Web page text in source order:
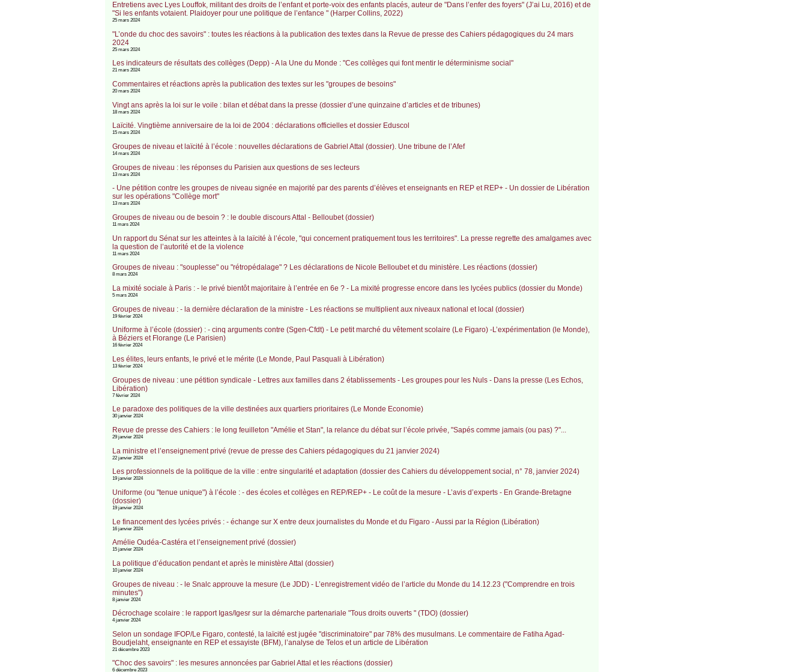
Entretiens avec Lyes Louffok, militant des droits de l’enfant et porte-voix des enfants placés, auteur de "Dans l’enfer des foyers" (J’ai Lu, 2016) et de
"Si les enfants votaient. Plaidoyer pour une politique de l’enfance " (Harper Collins, 2022)
25 mars 2024
"L’onde du choc des savoirs" : toutes les réactions à la publication des textes dans la Revue de presse des Cahiers pédagogiques du 24 mars
2024
25 mars 2024
Les indicateurs de résultats des collèges (Depp) - A la Une du Monde : "Ces collèges qui font mentir le déterminisme social"
21 mars 2024
Commentaires et réactions après la publication des textes sur les "groupes de besoins"
20 mars 2024
Vingt ans après la loi sur le voile : bilan et débat dans la presse (dossier d’une quinzaine d’articles et de tribunes)
18 mars 2024
Laïcité. Vingtième anniversaire de la loi de 2004 : déclarations officielles et dossier Eduscol
15 mars 2024
Groupes de niveau et laïcité à l’école : nouvelles déclarations de Gabriel Attal (dossier). Une tribune de l’Afef
14 mars 2024
Groupes de niveau : les réponses du Parisien aux questions de ses lecteurs
13 mars 2024
- Une pétition contre les groupes de niveau signée en majorité par des parents d’élèves et enseignants en REP et REP+ - Un dossier de Libération
sur les opérations "Collège mort"
13 mars 2024
Groupes de niveau ou de besoin ? : le double discours Attal - Belloubet (dossier)
11 mars 2024
Un rapport du Sénat sur les atteintes à la laïcité à l’école, "qui concernent pratiquement tous les territoires". La presse regrette des amalgames avec
la question de l’autorité et de la violence
11 mars 2024
Groupes de niveau : "souplesse" ou "rétropédalage" ? Les déclarations de Nicole Belloubet et du ministère. Les réactions (dossier)
8 mars 2024
La mixité sociale à Paris : - le privé bientôt majoritaire à l’entrée en 6e ? - La mixité progresse encore dans les lycées publics (dossier du Monde)
5 mars 2024
Groupes de niveau : - la dernière déclaration de la ministre - Les réactions se multiplient aux niveaux national et local (dossier)
19 février 2024
Uniforme à l’école (dossier) : - cinq arguments contre (Sgen-Cfdt) - Le petit marché du vêtement scolaire (Le Figaro) -L’expérimentation (le Monde),
à Béziers et Florange (Le Parisien)
16 février 2024
Les élites, leurs enfants, le privé et le mérite (Le Monde, Paul Pasquali à Libération)
13 février 2024
Groupes de niveau : une pétition syndicale - Lettres aux familles dans 2 établissements - Les groupes pour les Nuls - Dans la presse (Les Echos,
Libération)
7 février 2024
Le paradoxe des politiques de la ville destinées aux quartiers prioritaires (Le Monde Economie)
30 janvier 2024
Revue de presse des Cahiers : le long feuilleton "Amélie et Stan", la relance du débat sur l’école privée, "Sapés comme jamais (ou pas) ?"...
29 janvier 2024
La ministre et l’enseignement privé (revue de presse des Cahiers pédagogiques du 21 janvier 2024)
22 janvier 2024
Les professionnels de la politique de la ville : entre singularité et adaptation (dossier des Cahiers du développement social, n° 78, janvier 2024)
19 janvier 2024
Uniforme (ou "tenue unique") à l’école : - des écoles et collèges en REP/REP+ - Le coût de la mesure - L’avis d’experts - En Grande-Bretagne
(dossier)
19 janvier 2024
Le financement des lycées privés : - échange sur X entre deux journalistes du Monde et du Figaro - Aussi par la Région (Libération)
16 janvier 2024
Amélie Oudéa-Castéra et l’enseignement privé (dossier)
15 janvier 2024
La politique d’éducation pendant et après le ministère Attal (dossier)
10 janvier 2024
Groupes de niveau : - le Snalc approuve la mesure (Le JDD) - L’enregistrement vidéo de l’article du Monde du 14.12.23 ("Comprendre en trois
minutes")
8 janvier 2024
Décrochage scolaire : le rapport Igas/Igesr sur la démarche partenariale "Tous droits ouverts " (TDO) (dossier)
4 janvier 2024
Selon un sondage IFOP/Le Figaro, contesté, la laïcité est jugée "discriminatoire" par 78% des musulmans. Le commentaire de Fatiha Agad-
Boudjelaht, enseignante en REP et essayiste (BFM), l’analyse de Telos et un article de Libération
21 décembre 2023
"Choc des savoirs" : les mesures annoncées par Gabriel Attal et les réactions (dossier)
6 décembre 2023